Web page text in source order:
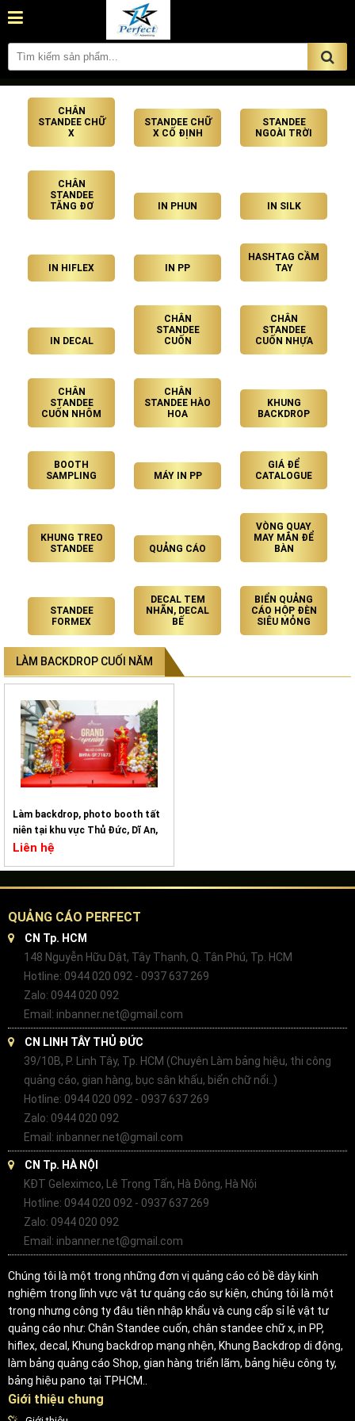
CHÂN
STANDEE CHỮ
X
STANDEE CHỮ
X CỐ ĐỊNH
STANDEE
NGOÀI TRỜI
CHÂN
STANDEE
TĂNG ĐƠ
IN PHUN IN SILK
IN HIFLEX IN PP
HASHTAG CẦM
TAY
IN DECAL
CHÂN
STANDEE
CUỐN
CHÂN
STANDEE
CUỐN NHỰA
CHÂN
STANDEE
CUỐN NHÔM
CHÂN
STANDEE HÀO
HOA
KHUNG
BACKDROP
BOOTH
SAMPLING
MÁY IN PP
GIÁ ĐỂ
CATALOGUE
KHUNG TREO
STANDEE
QUẢNG CÁO
VÒNG QUAY
MAY MẮN ĐỂ
BÀN
STANDEE
FORMEX
DECAL TEM
NHÃN, DECAL
BẾ
BIỂN QUẢNG
CÁO HỘP ĐÈN
SIÊU MỎNG
LÀM BACKDROP CUỐI NĂM
Làm backdrop, photo booth tất
niên tại khu vực Thủ Đức, Dĩ An,
TPHCM
Liên hệ
QUẢNG CÁO PERFECT
CN Tp. HCM
148 Nguyễn Hữu Dật, Tây Thạnh, Q. Tân Phú, Tp. HCM
Hotline: 0944 020 092 - 0937 637 269
Zalo: 0944 020 092
Email: inbanner.net@gmail.com
CN LINH TÂY THỦ ĐỨC
39/10B, P. Linh Tây, Tp. HCM (Chuyên Làm bảng hiệu, thi công
quảng cáo, gian hàng, bục sân khấu, biển chữ nổi..)
Hotline: 0944 020 092 - 0937 637 269
Zalo: 0944 020 092
Email: inbanner.net@gmail.com
CN Tp. HÀ NỘI
KĐT Geleximco, Lê Trọng Tấn, Hà Đông, Hà Nội
Hotline: 0944 020 092 - 0937 637 269
Zalo: 0944 020 092
Email: inbanner.net@gmail.com
Chúng tôi là một trong những đơn vị quảng cáo có bề dày kinh
nghiệm trong lĩnh vực vật tư quảng cáo sự kiện, chúng tôi là một
trong nhưng công ty đâu tiên nhập khẩu và cung cấp sỉ lẻ vật tư
quảng cáo như: Chân Standee cuốn, chân standee chữ x, in PP,
hiflex, decal, Khung backdrop mạng nhện, Khung Backdrop di động,
làm bảng quảng cáo Shop, gian hàng triển lãm, bảng hiệu công ty,
bảng hiệu pano tại TPHCM..
Giới thiệu chung